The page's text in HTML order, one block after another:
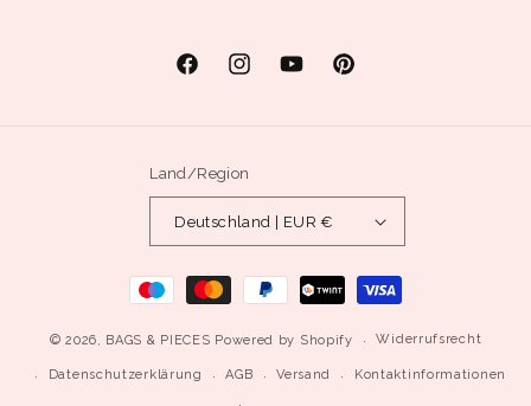
FacebookInstagramYouTubePinterest
Land/Region
Deutschland | EUR €
Zahlungsmethoden
© 2026, BAGS & PIECES Powered by Shopify Widerrufsrecht
Datenschutzerklärung AGB Versand Kontaktinformationen